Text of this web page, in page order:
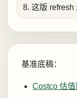
8. 这版 refresh
基准底稿：
Costco 估